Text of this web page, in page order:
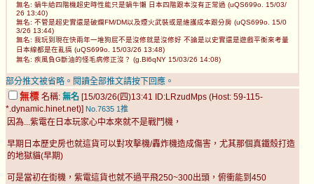
無名: 蝸牛給四階機超史時性能只是蝸牛懶 日本四階跟本沒有正常過 (uQS699o. 15/03/
26 13:40)
無名: 不管是超史實還是破爛FM/DM以及煙火武裝或是維護成本跟分房 (uQS699o. 15/0
3/26 13:44)
無名: 我玩到現在快兩年一堆狗屁不是沒修就是沒修好 不論是以史實還是遊戲平衡來考量
日本線都是在亂搞 (uQS699o. 15/03/26 13:48)
無名: 疾風負G斷油的怪毛病修正沒？ (g.Bl6qNY 15/03/26 14:08)
部分推文被省略。閱讀全部推文請按下回應。
無標 名稱: 無名 [15/03/26(四)13:41 ID:LRzudMps (Host: 59-115-
*.dynamic.hinet.net)] No.7635 1推
因為...紫電在日本玩家心中本來就不是戰鬥機，
早期日本歷史房也就這貨可以對攻擊機/轟炸機造成傷害，尤其那個真鐵殼打造
的地獄貓(早期)
可是當初在街機，紫電這貨也就不過平飛250~300出頭，俯衝能到450